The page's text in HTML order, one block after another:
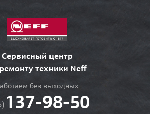
Сервисный центр
техники Neff
без выходных
137-98-50